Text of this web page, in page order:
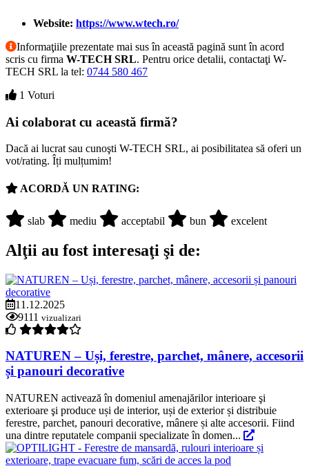
Website: https://www.wtech.ro/
Informaţiile prezentate mai sus în această pagină sunt în acord
scris cu firma W-TECH SRL. Pentru orice detalii, contactaţi W-
TECH SRL la tel: 0744 580 467
1 Voturi
Ai colaborat cu această firmă?
Dacă ai lucrat sau cunoşti W-TECH SRL, ai posibilitatea să oferi un
vot/rating. Îți mulțumim!
ACORDĂ UN RATING:
slab mediu acceptabil bun excelent
Alţii au fost interesaţi şi de:
11.12.2025
9111 vizualizari
NATUREN – Uși, ferestre, parchet, mânere, accesorii
și panouri decorative
NATUREN activează în domeniul amenajărilor interioare şi
exterioare şi produce uși de interior, uși de exterior și distribuie
ferestre, parchet, panouri decorative, mânere și alte accesorii. Fiind
una dintre reputatele companii specializate în domen...